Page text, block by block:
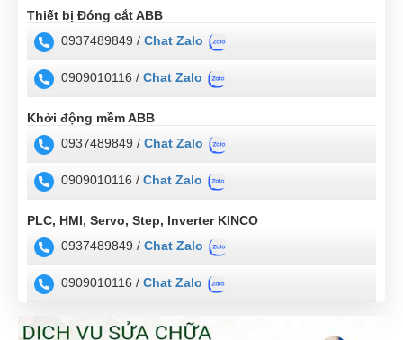
Master; Modbus-RTU Easy Master
Trang bị đồng hồ thực (clock)
Thiết bị Đóng cắt ABB
0937489849 / Chat Zalo
0909010116 / Chat Zalo
Khởi động mềm ABB
0937489849 / Chat Zalo
0909010116 / Chat Zalo
PLC, HMI, Servo, Step, Inverter KINCO
0937489849 / Chat Zalo
0909010116 / Chat Zalo